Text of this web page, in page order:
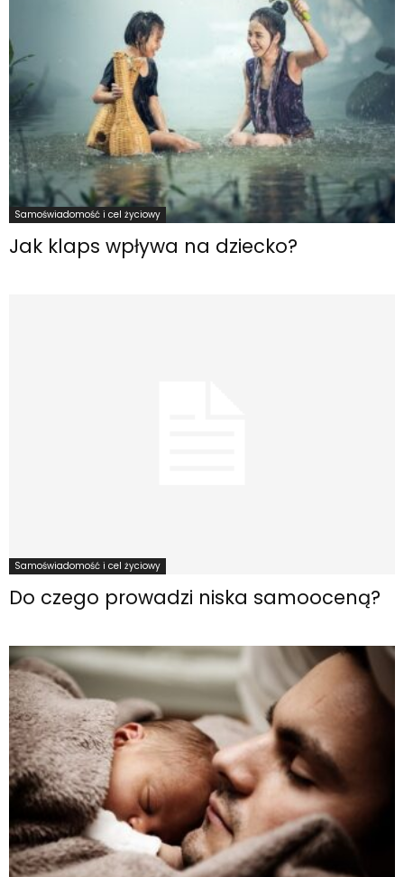
Samoświadomość i cel życiowy
Jak klaps wpływa na dziecko?
Samoświadomość i cel życiowy
Do czego prowadzi niska samooceną?